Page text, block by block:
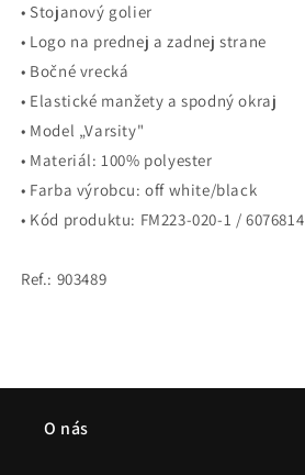
• Stojanový golier
• Logo na prednej a zadnej strane
• Bočné vrecká
• Elastické manžety a spodný okraj
• Model „Varsity"
• Materiál: 100% polyester
• Farba výrobcu: off white/black
• Kód produktu: FM223-020-1 / 6076814
Ref.: 903489
O nás